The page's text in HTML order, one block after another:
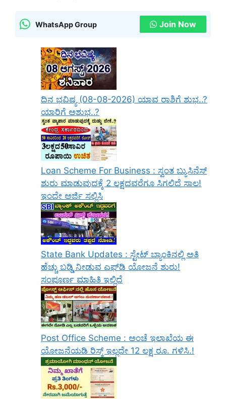
WhatsApp Group Join Now
ದಿನ ಭವಿಷ್ಯ (08-08-2026) ಯಾವ ರಾಶಿಗೆ ಶುಭ..?
ಯಾರಿಗೆ ಅಶುಭ..?
Loan Scheme For Business : ಸ್ವಂತ ಬ್ಯುಸಿನೆಸ್
ಶುರು ಮಾಡುವುದಕ್ಕೆ 2 ಲಕ್ಷದವರೆಗೂ ಸಿಗಲಿದೆ ಸಾಲ!
ಇಂದೇ ಅರ್ಜಿ ಸಲ್ಲಿಸಿ
State Bank Updates : ಸ್ಟೇಟ್ ಬ್ಯಾಂಕಿನಲ್ಲಿ ಅತಿ
ಹೆಚ್ಚು ಬಡ್ಡಿ ನೀಡುವ ಎಫ್‌ಡಿ ಯೋಜನೆ ಶುರು!
ಸಂಪೂರ್ಣ ಮಾಹಿತಿ ಇಲ್ಲಿದೆ
Post Office Scheme : ಅಂಚೆ ಇಲಾಖೆಯ ಈ
ಯೋಜನೆಯಡಿ ರಿಸ್ಕ್‌ ಇಲ್ಲದೇ 12 ಲಕ್ಷ ರೂ. ಗಳಿಸಿ.!